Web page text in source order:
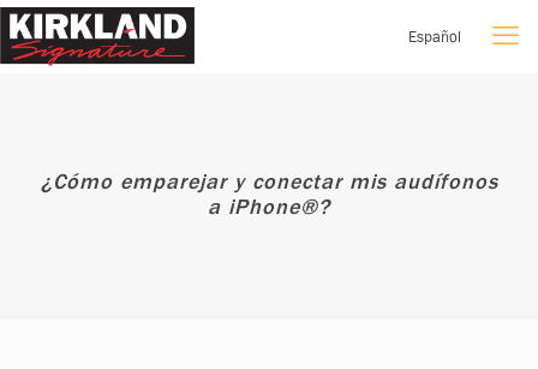
Español
¿Cómo emparejar y conectar mis audífonos
a iPhone®?